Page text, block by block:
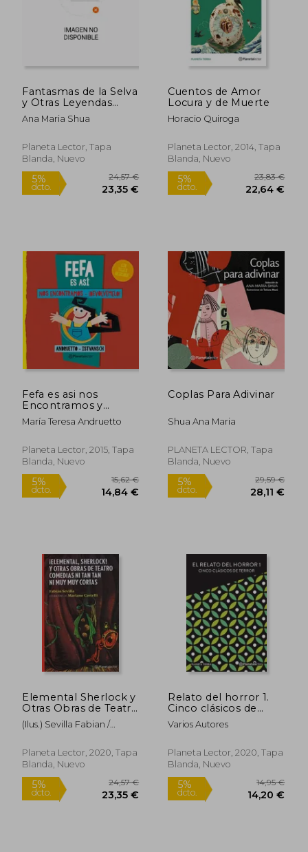
dcto. 14,55 €
5%
dcto.
Fantasmas de la Selva
y Otras Leyendas
Latinoamericanas
Ana Maria Shua
Planeta Lector, Tapa
Blanda, Nuevo
5%
dcto. 23,35 €
Cuentos de Amor
Locura y de Muerte
Horacio Quiroga
Planeta Lector, 2014, Tapa
Blanda, Nuevo
5%
dcto.
Fefa es asi nos
Encontramos y
Devolvemelo
María Teresa Andruetto
Planeta Lector, 2015, Tapa
Blanda, Nuevo
Coplas Para Adivinar
Shua Ana Maria
PLANETA LECTOR, Tapa
Blanda, Nuevo
Elemental Sherlock y
Otras Obras de Teatro
Comedias ni tan tan
ni muy muy Cortas
(Ilus.) Sevilla Fabian /
Planeta Lector, 2020, Tapa
Blanda, Nuevo
Relato del horror 1.
Cinco clásicos de
terror
Varios Autores
Planeta Lector, 2020, Tapa
Blanda, Nuevo